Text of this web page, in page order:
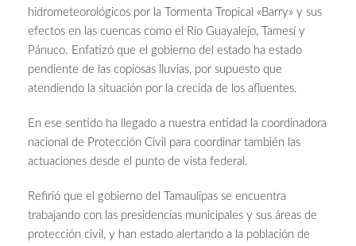
hidrometeorológicos por la Tormenta Tropical «Barry» y sus
efectos en las cuencas como el Río Guayalejo, Tamesí y
Pánuco. Enfatizó que el gobierno del estado ha estado
pendiente de las copiosas lluvias, por supuesto que
atendiendo la situación por la crecida de los afluentes.
En ese sentido ha llegado a nuestra entidad la coordinadora
nacional de Protección Civil para coordinar también las
actuaciones desde el punto de vista federal.
Refirió que el gobierno del Tamaulipas se encuentra
trabajando con las presidencias municipales y sus áreas de
protección civil, y han estado alertando a la población de